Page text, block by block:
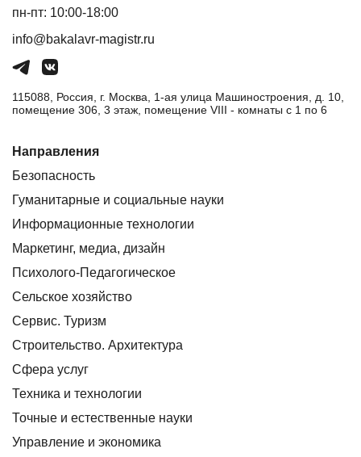
пн-пт: 10:00-18:00
info@bakalavr-magistr.ru
115088, Россия, г. Москва, 1-ая улица Машиностроения, д. 10,
помещение 306, 3 этаж, помещение VIII - комнаты с 1 по 6
Направления
Безопасность
Гуманитарные и социальные науки
Информационные технологии
Маркетинг, медиа, дизайн
Психолого-Педагогическое
Сельское хозяйство
Сервис. Туризм
Строительство. Архитектура
Сфера услуг
Техника и технологии
Точные и естественные науки
Управление и экономика